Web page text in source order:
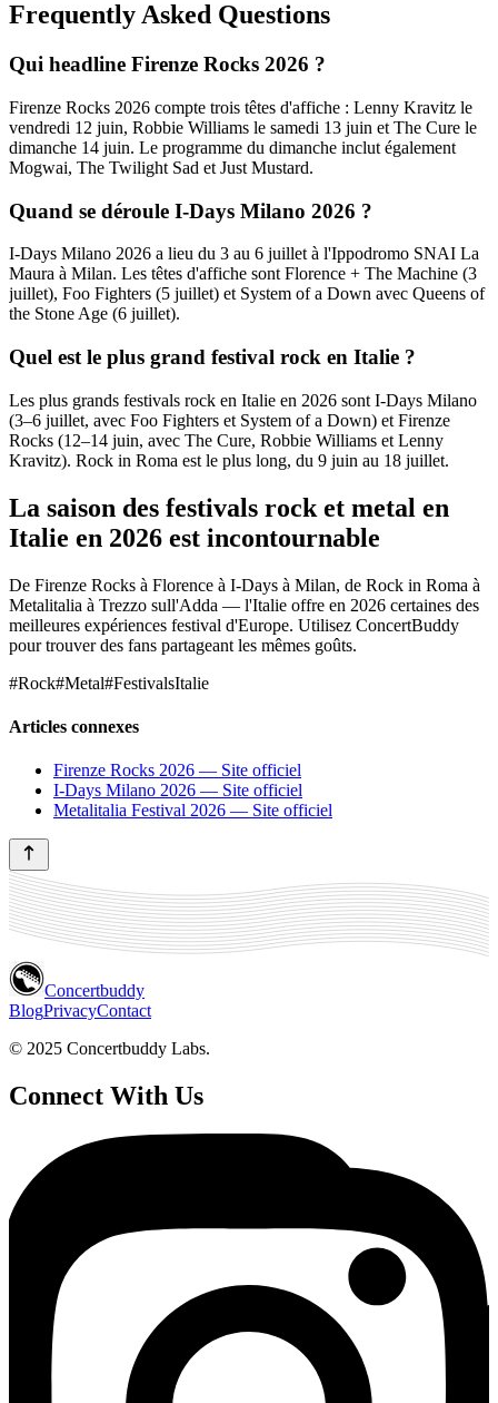
Frequently Asked Questions
Qui headline Firenze Rocks 2026 ?
Firenze Rocks 2026 compte trois têtes d'affiche : Lenny Kravitz le
vendredi 12 juin, Robbie Williams le samedi 13 juin et The Cure le
dimanche 14 juin. Le programme du dimanche inclut également
Mogwai, The Twilight Sad et Just Mustard.
Quand se déroule I-Days Milano 2026 ?
I-Days Milano 2026 a lieu du 3 au 6 juillet à l'Ippodromo SNAI La
Maura à Milan. Les têtes d'affiche sont Florence + The Machine (3
juillet), Foo Fighters (5 juillet) et System of a Down avec Queens of
the Stone Age (6 juillet).
Quel est le plus grand festival rock en Italie ?
Les plus grands festivals rock en Italie en 2026 sont I-Days Milano
(3–6 juillet, avec Foo Fighters et System of a Down) et Firenze
Rocks (12–14 juin, avec The Cure, Robbie Williams et Lenny
Kravitz). Rock in Roma est le plus long, du 9 juin au 18 juillet.
La saison des festivals rock et metal en
Italie en 2026 est incontournable
De Firenze Rocks à Florence à I-Days à Milan, de Rock in Roma à
Metalitalia à Trezzo sull'Adda — l'Italie offre en 2026 certaines des
meilleures expériences festival d'Europe. Utilisez ConcertBuddy
pour trouver des fans partageant les mêmes goûts.
#Rock#Metal#FestivalsItalie
Articles connexes
Firenze Rocks 2026 — Site officiel
I-Days Milano 2026 — Site officiel
Metalitalia Festival 2026 — Site officiel
Concertbuddy
BlogPrivacyContact
© 2025 Concertbuddy Labs.
Connect With Us